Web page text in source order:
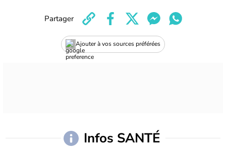
Ajouter à vos sources préférées
Partager
Infos SANTÉ